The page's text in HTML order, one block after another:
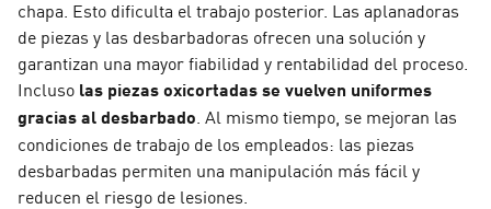
chapa. Esto dificulta el trabajo posterior. Las aplanadoras
de piezas y las desbarbadoras ofrecen una solución y
garantizan una mayor fiabilidad y rentabilidad del proceso.
Incluso las piezas oxicortadas se vuelven uniformes
gracias al desbarbado . Al mismo tiempo, se mejoran las
condiciones de trabajo de los empleados: las piezas
desbarbadas permiten una manipulación más fácil y
reducen el riesgo de lesiones.